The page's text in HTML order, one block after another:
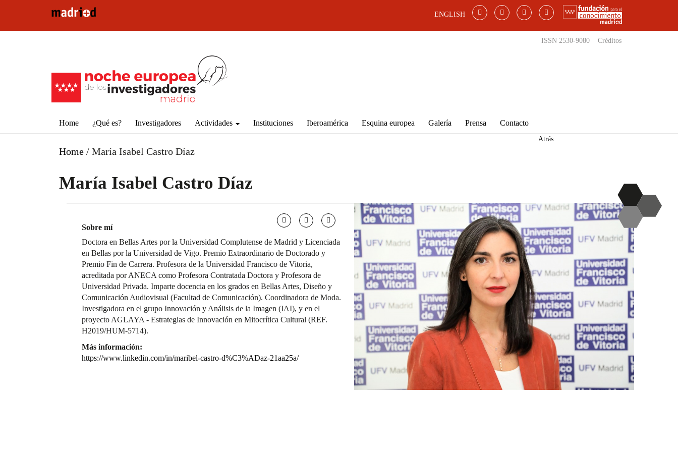
ENGLISH
ISSN 2530-9080 Créditos
Home ¿Qué es? Investigadores Actividades Instituciones Iberoamérica Esquina europea Galería Prensa Contacto
Home / María Isabel Castro Díaz
Atrás
María Isabel Castro Díaz
Sobre mí
Doctora en Bellas Artes por la Universidad Complutense de Madrid y Licenciada
en Bellas por la Universidad de Vigo. Premio Extraordinario de Doctorado y
Premio Fin de Carrera. Profesora de la Universidad Francisco de Vitoria,
acreditada por ANECA como Profesora Contratada Doctora y Profesora de
Universidad Privada. Imparte docencia en los grados en Bellas Artes, Diseño y
Comunicación Audiovisual (Facultad de Comunicación). Coordinadora de Moda.
Investigadora en el grupo Innovación y Análisis de la Imagen (IAI), y en el
proyecto AGLAYA - Estrategias de Innovación en Mitocrítica Cultural (REF.
H2019/HUM-5714).
Más información:
https://www.linkedin.com/in/maribel-castro-d%C3%ADaz-21aa25a/